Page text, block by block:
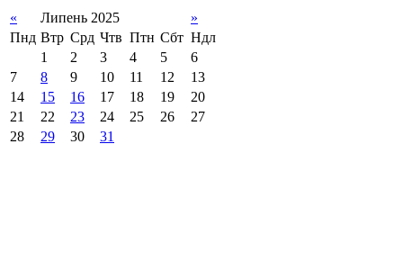
« Липень 2025
»
Пнд Втр Срд Чтв Птн Сбт Ндл
1
2 3 4 5
6
7
8 9 10 11 12
13
14
15 16 17 18 19
20
21
22 23 24 25 26
27
28
29 30 31